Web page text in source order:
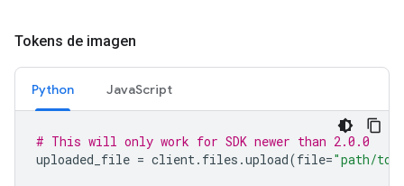
Tokens de imagen
Python JavaScript
# This will only work for SDK newer than 2.0.0
uploaded_file = client. files .upload(file="path/to/